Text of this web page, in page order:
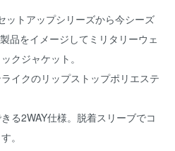
ットアップシリーズから今シーズ
品をイメージしてミリタリーウェ
クジャケット。
イクのリップストップポリエステ
る2WAY仕様。脱着スリーブでコ
。